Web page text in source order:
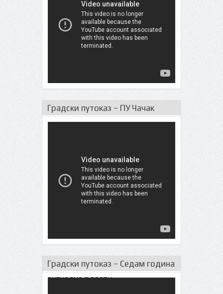
Градски путоказ – ПУ Чачак
Градски путоказ – Седам година
актуeлне власти